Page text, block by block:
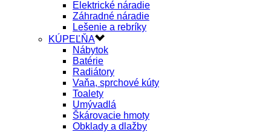
Elektrické náradie
Záhradné náradie
Lešenie a rebríky
KÚPEĽŇA
Nábytok
Batérie
Radiátory
Vaňa, sprchové kúty
Toalety
Umývadlá
Škárovacie hmoty
Obklady a dlažby